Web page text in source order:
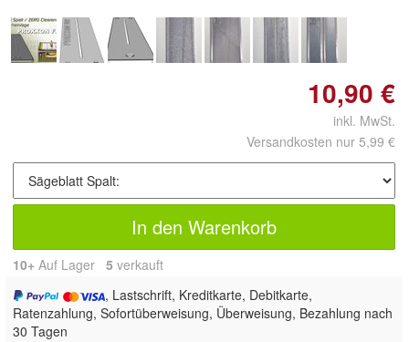
10,90 €
inkl. MwSt.
Versandkosten nur 5,99 €
In den Warenkorb
10+ Auf Lager 5 verkauft
, Lastschrift, Kreditkarte, Debitkarte,
Ratenzahlung, Sofortüberweisung, Überweisung, Bezahlung nach
30 Tagen